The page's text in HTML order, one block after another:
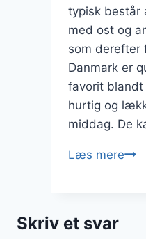
typisk består
med ost og
som derefter
Danmark er
favorit
hurtig og
middag. De
Læs mere
Skriv et svar